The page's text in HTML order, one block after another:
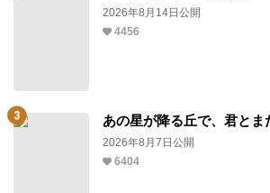
2026年8月14日公開
4456
あの星が降る丘で、君とま
2026年8月7日公開
6404